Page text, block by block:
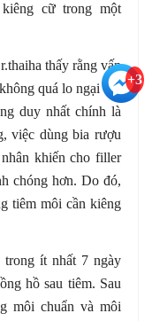
cữ trong một
thấy rằng vấn
quá lo ngại bởi
duy nhất chính là
việc dùng bia rượu
khiến cho filler
chóng hơn. Do đó,
tiêm môi cần kiêng
ít nhất 7 ngày
hồ sau tiêm. Sau
môi chuẩn và môi
+3